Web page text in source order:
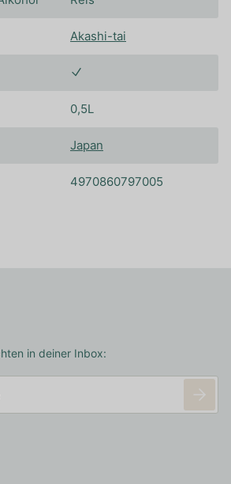
Akashi-tai
0,5L
Japan
4970860797005
in deiner Inbox: